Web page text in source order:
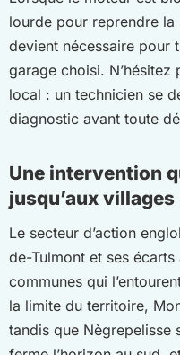
lourde pour reprendre
devient nécessaire pour
garage choisi. N’hésitez
local : un technicien se
diagnostic avant toute
Une intervention
jusqu’aux
Le secteur d’action
de-Tulmont et ses
communes qui
la limite du territoire,
tandis que Nègrepelisse